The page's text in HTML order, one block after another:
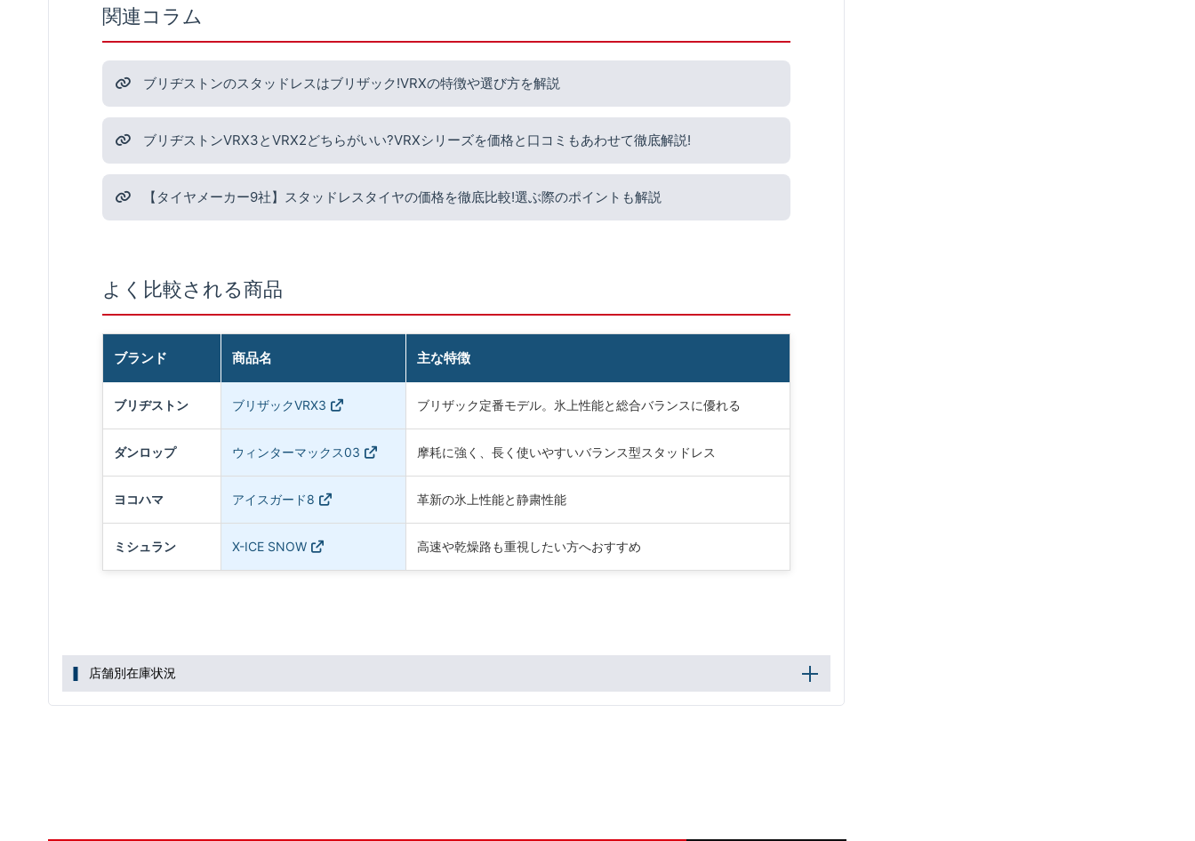
関連コラム
ブリヂストンのスタッドレスはブリザック!VRXの特徴や選び方を解説
ブリヂストンVRX3とVRX2どちらがいい?VRXシリーズを価格と口コミもあわせて徹底解説!
【タイヤメーカー9社】スタッドレスタイヤの価格を徹底比較!選ぶ際のポイントも解説
よく比較される商品
ブランド 商品名 主な特徴
ブリヂストン ブリザックVRX3 ブリザック定番モデル。氷上性能と総合バランスに優れる
ダンロップ ウィンターマックス03 摩耗に強く、長く使いやすいバランス型スタッドレス
ヨコハマ アイスガード8 革新の氷上性能と静粛性能
ミシュラン X-ICE SNOW 高速や乾燥路も重視したい方へおすすめ
店舗別在庫状況